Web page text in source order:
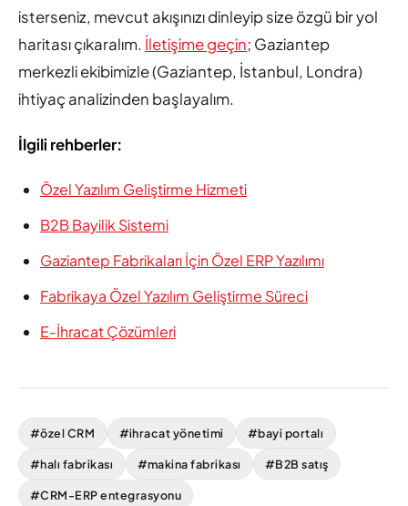
isterseniz, mevcut akışınızı dinleyip size özgü bir yol
haritası çıkaralım. İletişime geçin; Gaziantep
merkezli ekibimizle (Gaziantep, İstanbul, Londra)
ihtiyaç analizinden başlayalım.
İlgili rehberler:
Özel Yazılım Geliştirme Hizmeti
B2B Bayilik Sistemi
Gaziantep Fabrikaları İçin Özel ERP Yazılımı
Fabrikaya Özel Yazılım Geliştirme Süreci
E-İhracat Çözümleri
#özel CRM #ihracat yönetimi #bayi portalı
#halı fabrikası #makina fabrikası #B2B satış
#CRM-ERP entegrasyonu